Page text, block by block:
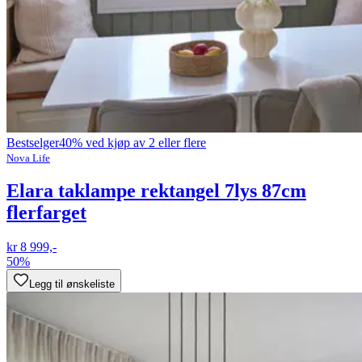
Bestselger40% ved kjøp av 2 eller flere
Nova Life
Elara taklampe rektangel 7lys 87cm
flerfarget
kr 8 999,-
50%
Legg til ønskeliste